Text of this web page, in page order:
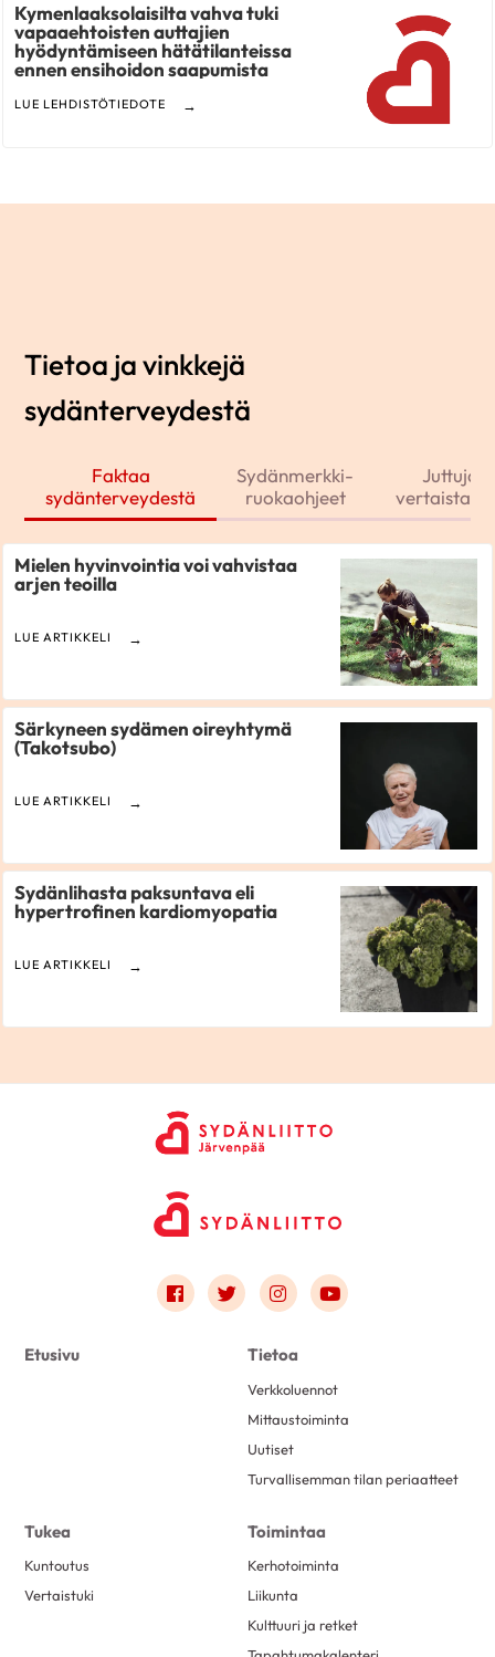
Kymenlaaksolaisilta vahva tuki
vapaaehtoisten auttajien
hyödyntämiseen hätätilanteissa
ennen ensihoidon saapumista
LUE LEHDISTÖTIEDOTE
Tietoa ja vinkkejä
sydänterveydestä
Faktaa
sydänterveydestä
Sydänmerkki-
ruokaohjeet
Juttuja
Mielen hyvinvointia voi vahvistaa
arjen teoilla
LUE ARTIKKELI
Särkyneen sydämen oireyhtymä
(Takotsubo)
LUE ARTIKKELI
Sydänlihasta paksuntava eli
hypertrofinen kardiomyopatia
LUE ARTIKKELI
Link to facebook
Link to twitter
Link to instagram
Link to youtube
Etusivu Tietoa
Verkkoluennot
Mittaustoiminta
Uutiset
Turvallisemman tilan periaatteet
Tukea
Kuntoutus
Vertaistuki
Toimintaa
Kerhotoiminta
Liikunta
Kulttuuri ja retket